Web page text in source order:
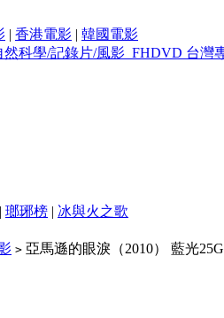
| 香港電影 | 韓國電影
| 瑯琊榜 | 冰與火之歌
> 亞馬遜的眼淚（2010） 藍光25G